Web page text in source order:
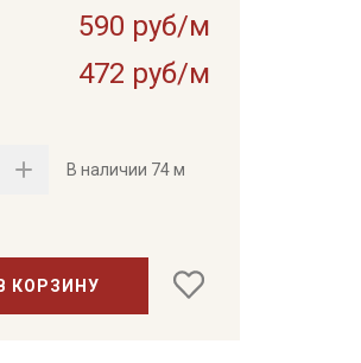
590 руб/м
472 руб/м
В наличии 74 м
КОРЗИНУ